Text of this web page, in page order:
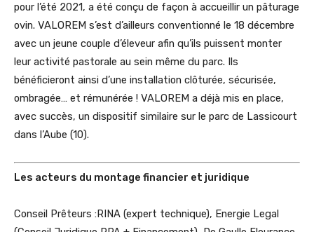
pour l’été 2021, a été conçu de façon à accueillir un pâturage
ovin. VALOREM s’est d’ailleurs conventionné le 18 décembre
avec un jeune couple d’éleveur afin qu’ils puissent monter
leur activité pastorale au sein même du parc. Ils
bénéficieront ainsi d’une installation clôturée, sécurisée,
ombragée… et rémunérée ! VALOREM a déjà mis en place,
avec succès, un dispositif similaire sur le parc de Lassicourt
dans l’Aube (10).
Les acteurs du montage financier et juridique
Conseil Prêteurs :RINA (expert technique), Energie Legal